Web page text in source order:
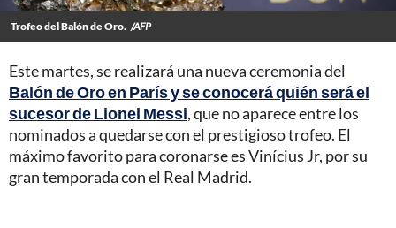
Trofeo del Balón de Oro. /AFP
Este martes, se realizará una nueva ceremonia del
Balón de Oro en París y se conocerá quién será el
sucesor de Lionel Messi, que no aparece entre los
nominados a quedarse con el prestigioso trofeo. El
máximo favorito para coronarse es Vinícius Jr, por su
gran temporada con el Real Madrid.